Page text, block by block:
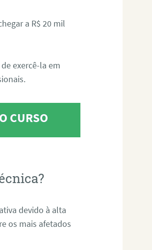
a R$ 20 mil
exercê-la em
CURSO
devido à alta
os mais afetados